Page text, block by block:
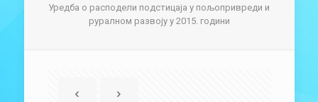
Уредба о расподели подстицаја у пољопривреди и
руралном развоју у 2015. години